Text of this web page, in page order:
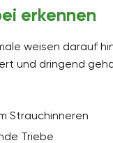
erkennen
weisen darauf
und dringend
Strauchinneren
Triebe